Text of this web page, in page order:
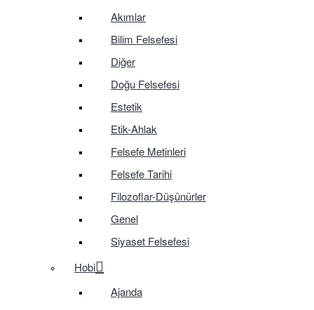
Akımlar
Bilim Felsefesi
Diğer
Doğu Felsefesi
Estetik
Etik-Ahlak
Felsefe Metinleri
Felsefe Tarihi
Filozoflar-Düşünürler
Genel
Siyaset Felsefesi
Hobi
Ajanda